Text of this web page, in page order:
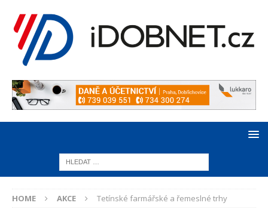
HOME AKCE Tetínské farmářské a řemeslné trhy